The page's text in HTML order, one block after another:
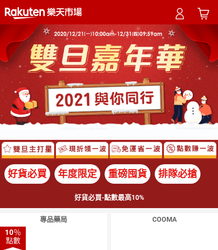
好貨必買 年度限定 重磅囤貨 排隊必搶
好貨必買-點數最高10%
專品藥局
10％
點數
COOMA